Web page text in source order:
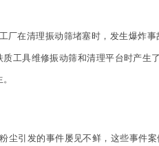
厂在清理振动筛堵塞时，发生爆炸事
工具维修振动筛和清理平台时产
尘引发的事件屡见不鲜，这些事件